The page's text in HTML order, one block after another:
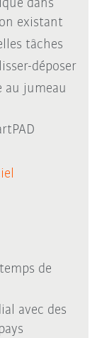
dans
existant
tâches
déposer
au jumeau
de
avec des